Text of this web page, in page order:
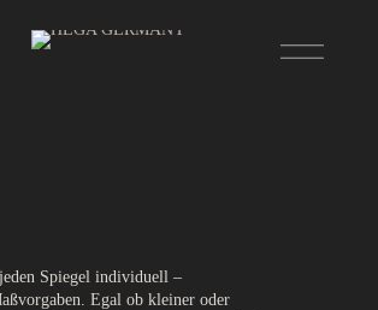
Spiegel individuell –
Egal ob kleiner oder